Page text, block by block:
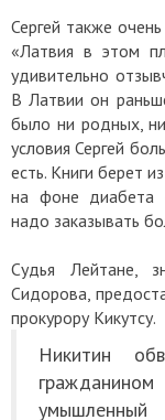
Сергей также
«Латвия в этом
удивительно
В Латвии он
было ни родных,
условия Сергей
есть. Книги берет
на фоне диабета
надо заказывать
Судья Лейтане,
Сидорова,
прокурору Кикутсу.
Никитин
умышленный